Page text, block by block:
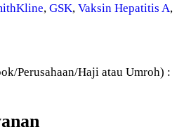
, GSK, Vaksin Hepatitis A,
Perusahaan/Haji atau Umroh) :